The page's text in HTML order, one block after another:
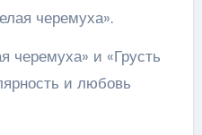
черемуха».
черемуха» и «Грусть
и любовь